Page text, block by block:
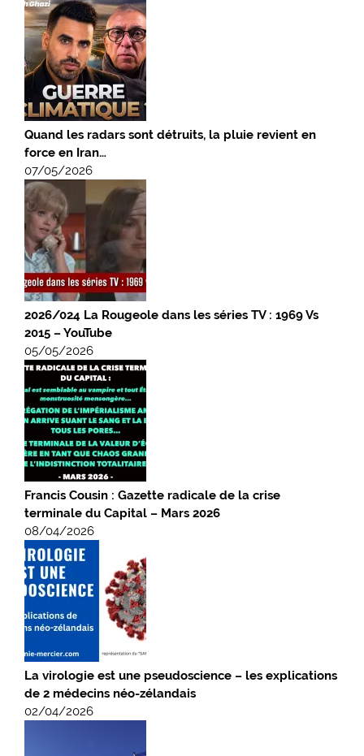
Quand les radars sont détruits, la pluie revient en
force en Iran…
07/05/2026
2026/024 La Rougeole dans les séries TV : 1969 Vs
2015 – YouTube
05/05/2026
Francis Cousin : Gazette radicale de la crise
terminale du Capital – Mars 2026
08/04/2026
La virologie est une pseudoscience – les explications
de 2 médecins néo-zélandais
02/04/2026